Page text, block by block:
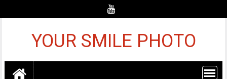
YOUR SMILE PHOTO